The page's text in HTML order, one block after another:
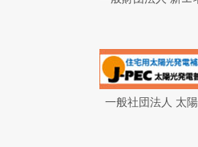
一般社団法人 太